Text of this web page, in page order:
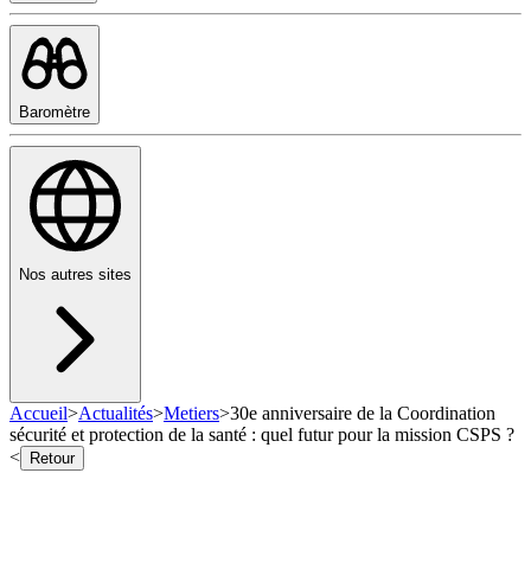
Baromètre
Nos autres sites
Accueil>Actualités>Metiers>30e anniversaire de la Coordination
sécurité et protection de la santé : quel futur pour la mission CSPS ?
<
Retour